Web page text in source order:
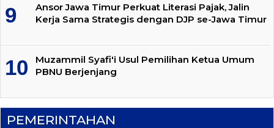
Ansor Jawa Timur Perkuat Literasi Pajak, Jalin
Kerja Sama Strategis dengan DJP se-Jawa Timur
Muzammil Syafi'i Usul Pemilihan Ketua Umum
PBNU Berjenjang
PEMERINTAHAN